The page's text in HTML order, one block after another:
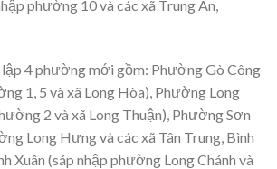
phường 10 và các xã Trung An,
lập 4 phường mới gồm: Phường Gò Công
1, 5 và xã Long Hòa), Phường Long
2 và xã Long Thuận), Phường Sơn
Long Hưng và các xã Tân Trung, Bình
Xuân (sáp nhập phường Long Chánh và